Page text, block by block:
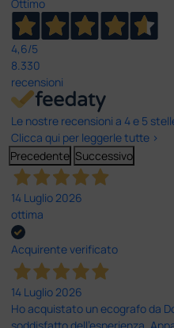
Ottimo
4,6/5
8.330
recensioni
Le nostre recensioni a 4 e 5
Clicca qui per leggerle tutte >
Precedente Successivo
14 Luglio 2026
ottima
Acquirente verificato
14 Luglio 2026
Ho acquistato un ecografo da